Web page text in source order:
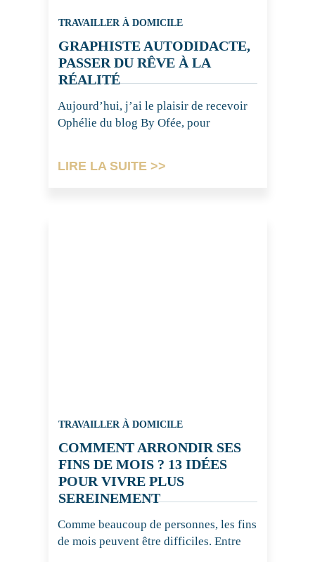
TRAVAILLER À DOMICILE
GRAPHISTE AUTODIDACTE,
PASSER DU RÊVE À LA
RÉALITÉ
Aujourd’hui, j’ai le plaisir de recevoir
Ophélie du blog By Ofée, pour
LIRE LA SUITE >>
TRAVAILLER À DOMICILE
COMMENT ARRONDIR SES
FINS DE MOIS ? 13 IDÉES
POUR VIVRE PLUS
SEREINEMENT
Comme beaucoup de personnes, les fins
de mois peuvent être difficiles. Entre